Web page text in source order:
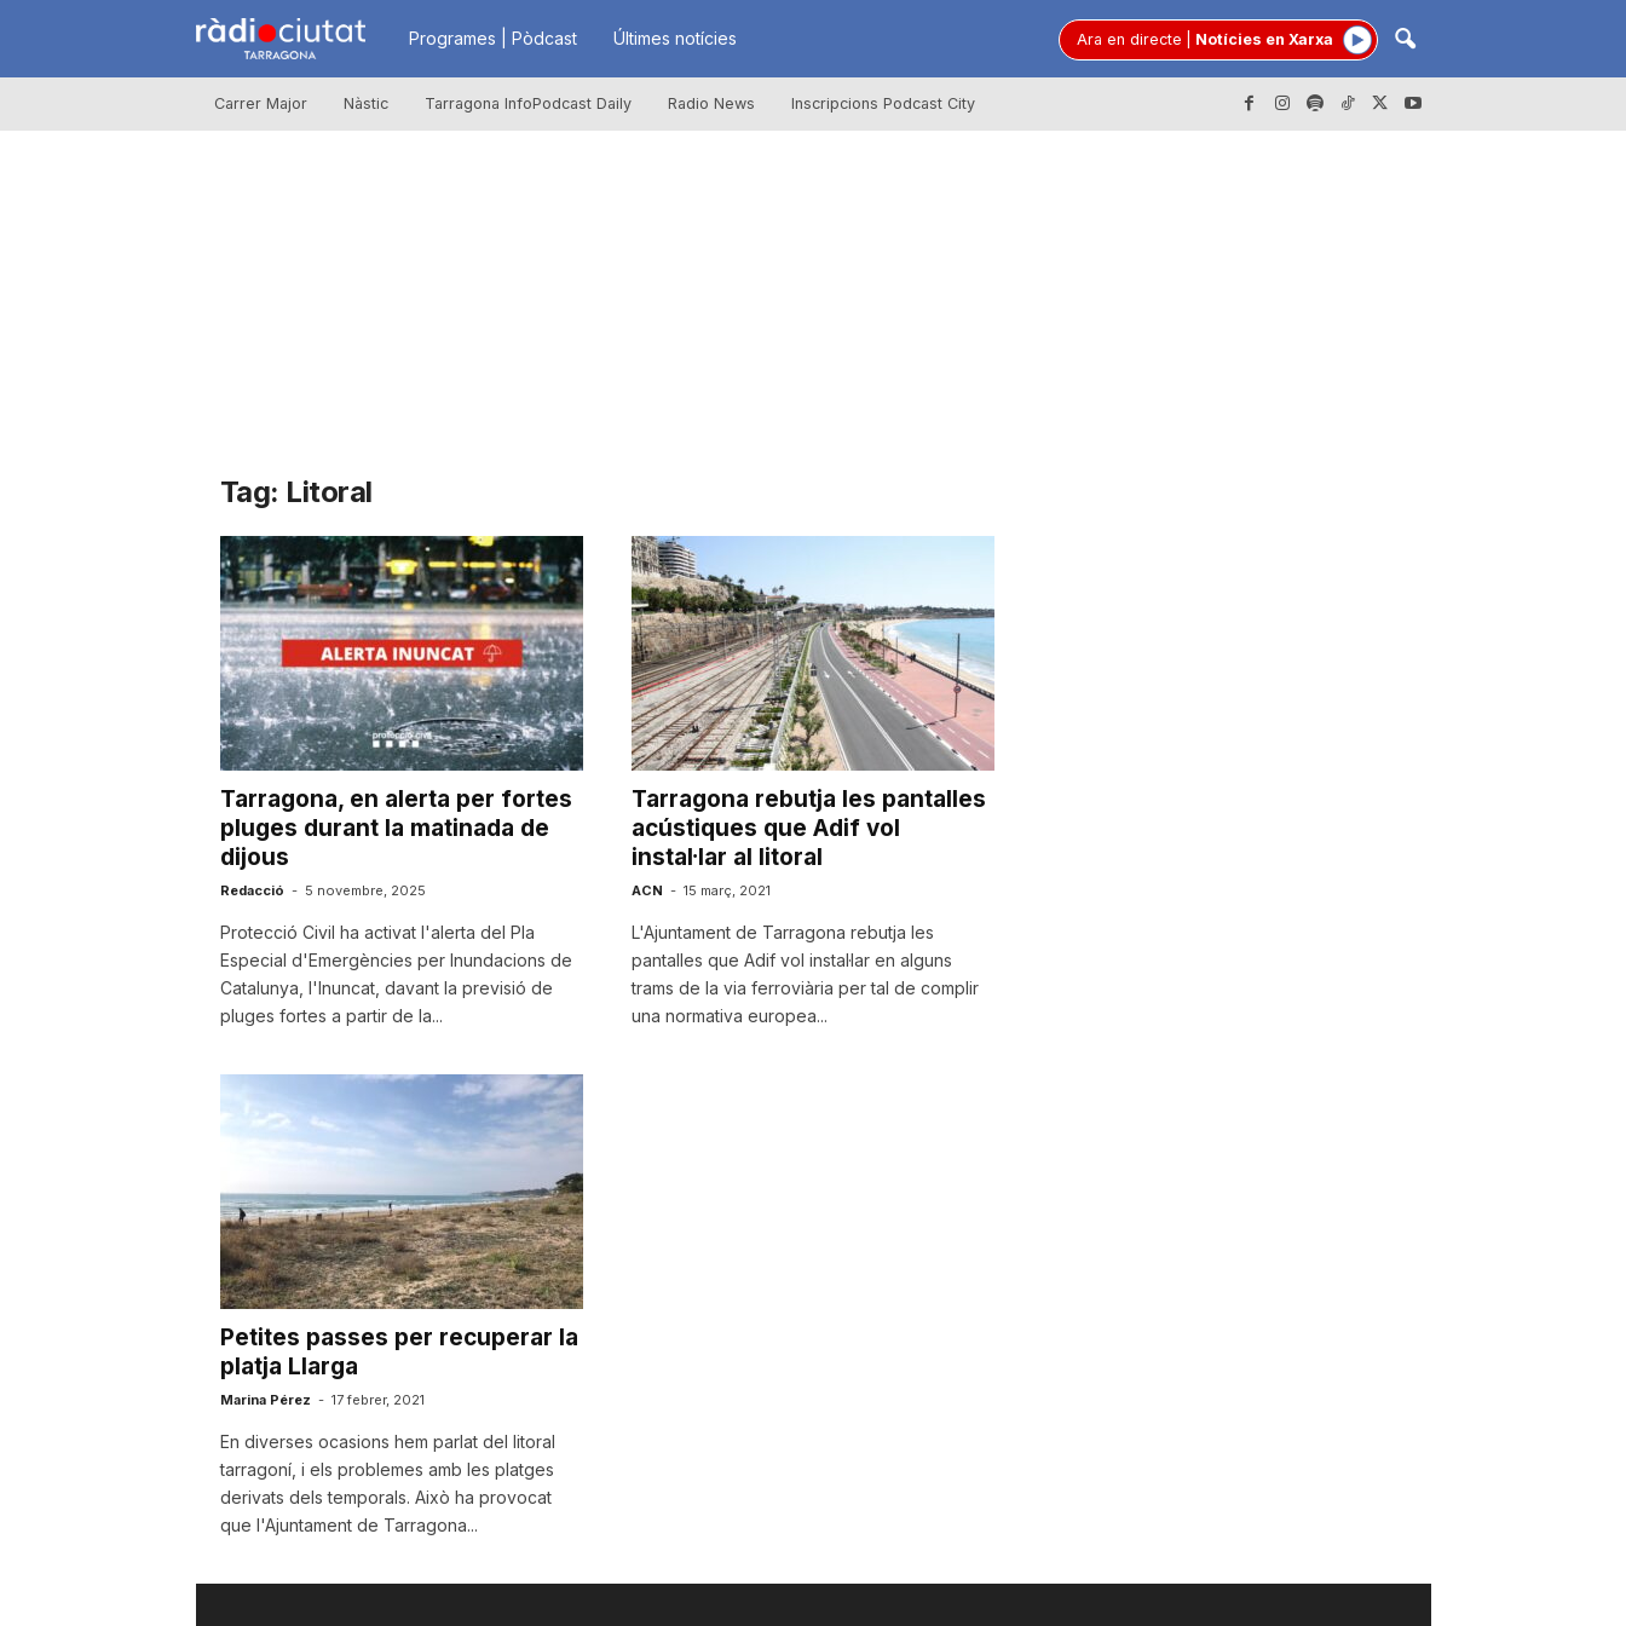
R
à
i
u
t
a
t
d
e
a
r
r
o
n
Programes | Pòdcast Últimes notícies Ara en directe Notícies en Xarxa
Carrer Major Nàstic Tarragona InfoPodcast Daily Radio News Inscripcions Podcast City
Tag: Litoral
Tarragona, en alerta per fortes
pluges durant la matinada de
dijous
Redacció - 5 novembre, 2025
Protecció Civil ha activat l'alerta del Pla
Especial d'Emergències per Inundacions de
Catalunya, l'Inuncat, davant la previsió de
pluges fortes a partir de la...
Tarragona rebutja les pantalles
acústiques que Adif vol
instal·lar al litoral
ACN - 15 març, 2021
L'Ajuntament de Tarragona rebutja les
pantalles que Adif vol instal·lar en alguns
trams de la via ferroviària per tal de complir
una normativa europea...
Petites passes per recuperar la
platja Llarga
Marina Pérez - 17 febrer, 2021
En diverses ocasions hem parlat del litoral
tarragoní, i els problemes amb les platges
derivats dels temporals. Això ha provocat
que l'Ajuntament de Tarragona...